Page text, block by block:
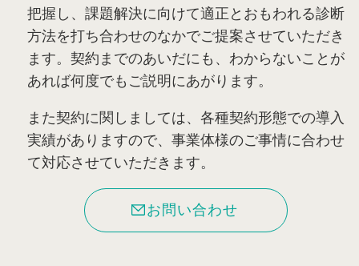
把握し、課題解決に向けて適正とおもわれる診断
方法を打ち合わせのなかでご提案させていただき
ます。契約までのあいだにも、わからないことが
あれば何度でもご説明にあがります。
また契約に関しましては、各種契約形態での導入
実績がありますので、事業体様のご事情に合わせ
て対応させていただきます。
お問い合わせ